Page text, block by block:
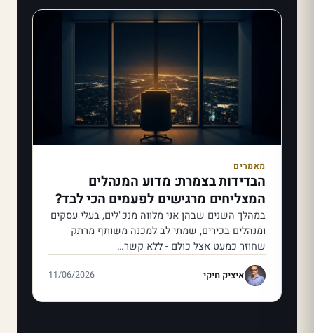
מאמרים
הבדידות בצמרת: מדוע המנהלים
המצליחים מרגישים לפעמים הכי לבד?
במהלך השנים שבהן אני מלווה מנכ"לים, בעלי עסקים
ומנהלים בכירים, שמתי לב למכנה משותף מרתק
שחוזר כמעט אצל כולם - ללא קשר…
איציק חיקי 11/06/2026